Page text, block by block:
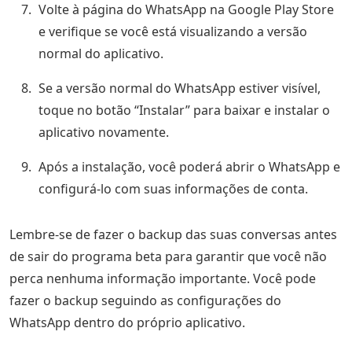
Volte à página do WhatsApp na Google Play Store
e verifique se você está visualizando a versão
normal do aplicativo.
Se a versão normal do WhatsApp estiver visível,
toque no botão “Instalar” para baixar e instalar o
aplicativo novamente.
Após a instalação, você poderá abrir o WhatsApp e
configurá-lo com suas informações de conta.
Lembre-se de fazer o backup das suas conversas antes
de sair do programa beta para garantir que você não
perca nenhuma informação importante. Você pode
fazer o backup seguindo as configurações do
WhatsApp dentro do próprio aplicativo.